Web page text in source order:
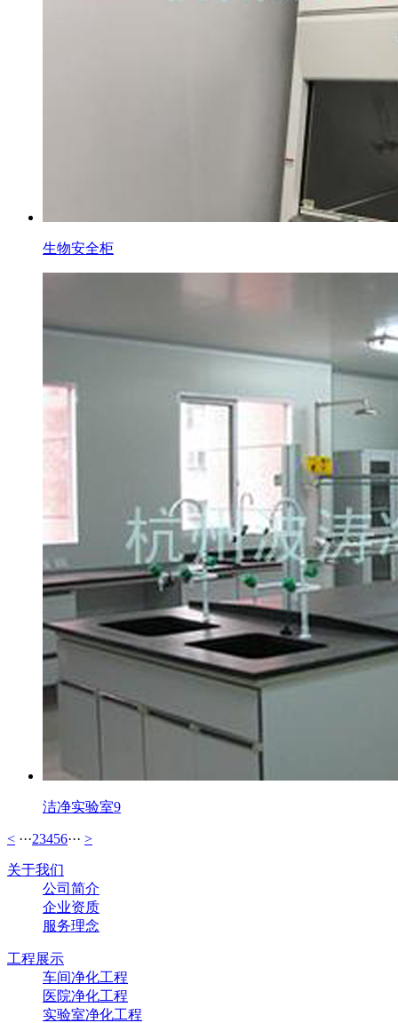
生物安全柜
洁净实验室9
< ···23456··· >
关于我们
公司简介
企业资质
服务理念
工程展示
车间净化工程
医院净化工程
实验室净化工程